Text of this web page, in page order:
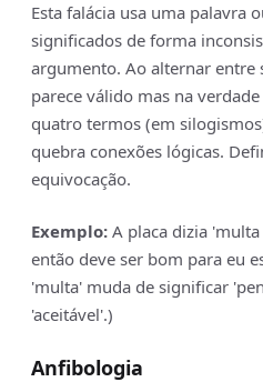
Esta falácia usa uma palavra
significados de forma
argumento. Ao alternar
parece válido mas na
quatro termos (em
quebra conexões lógicas.
equivocação.
Exemplo: A placa dizia
então deve ser bom para eu
'multa' muda de significar
'aceitável'.)
Anfibologia